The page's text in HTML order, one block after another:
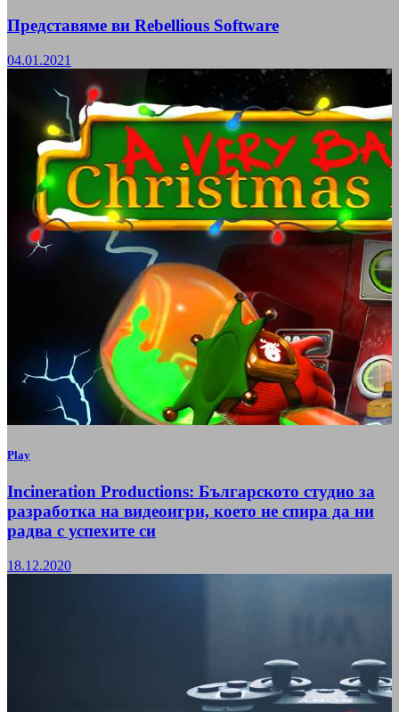
Представяме ви Rebellious Software
04.01.2021
Play
Incineration Productions: Българското студио за
разработка на видеоигри, което не спира да ни
радва с успехите си
18.12.2020